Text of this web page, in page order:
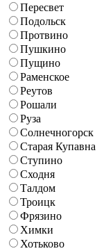
Пересвет
Подольск
Протвино
Пушкино
Пущино
Раменское
Реутов
Рошали
Руза
Солнечногорск
Старая Купавна
Ступино
Сходня
Талдом
Троицк
Фрязино
Химки
Хотьково